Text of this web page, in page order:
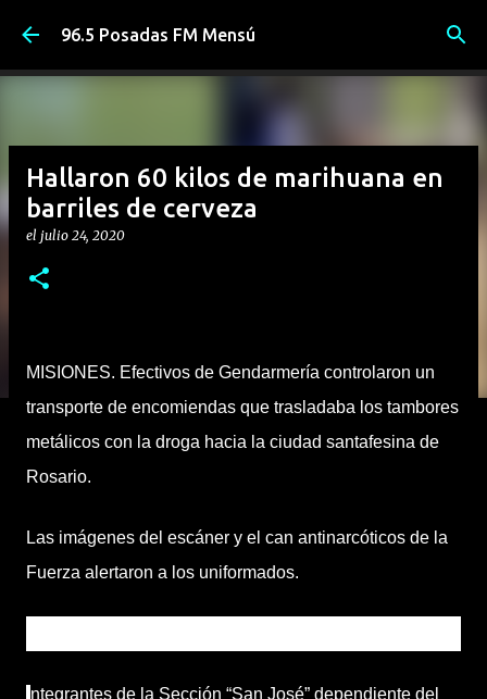
Ir al contenido principal
96.5 Posadas FM Mensú
Hallaron 60 kilos de marihuana en
barriles de cerveza
el julio 24, 2020
MISIONES. Efectivos de Gendarmería controlaron un
transporte de encomiendas que trasladaba los tambores
metálicos con la droga hacia la ciudad santafesina de
Rosario.
Las imágenes del escáner y el can antinarcóticos de la
Fuerza alertaron a los uniformados.
ntegrantes de la Sección “San José” dependiente del